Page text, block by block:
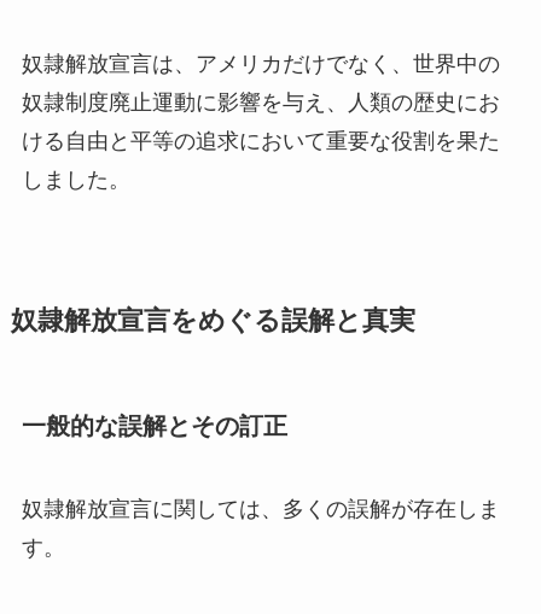
奴隷解放宣言は、アメリカだけでなく、世界中の
奴隷制度廃止運動に影響を与え、人類の歴史にお
ける自由と平等の追求において重要な役割を果た
しました。
奴隷解放宣言をめぐる誤解と真実
一般的な誤解とその訂正
奴隷解放宣言に関しては、多くの誤解が存在しま
す。